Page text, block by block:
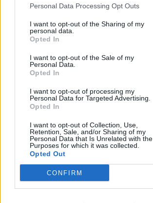
Personal Data Processing Opt Outs
I want to opt-out of the Sharing of my
personal data.
Opted In
I want to opt-out of the Sale of my
Personal Data.
Opted In
I want to opt-out of processing my
Personal Data for Targeted Advertising.
Opted In
I want to opt-out of Collection, Use,
Retention, Sale, and/or Sharing of my
Personal Data that Is Unrelated with the
Purposes for which it was collected.
Opted Out
CONFIRM